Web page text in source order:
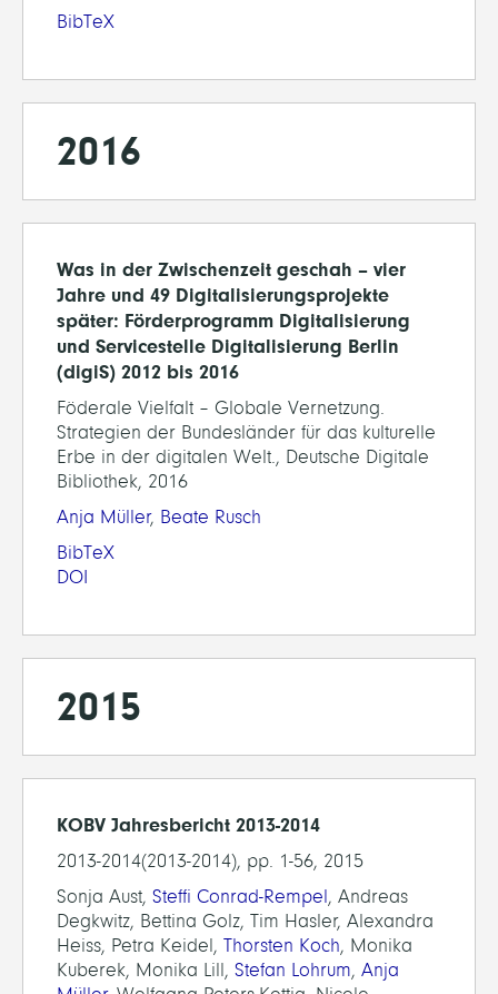
BibTeX
2016
Was in der Zwischenzeit geschah – vier
Jahre und 49 Digitalisierungsprojekte
später: Förderprogramm Digitalisierung
und Servicestelle Digitalisierung Berlin
(digiS) 2012 bis 2016
Föderale Vielfalt – Globale Vernetzung.
Strategien der Bundesländer für das kulturelle
Erbe in der digitalen Welt., Deutsche Digitale
Bibliothek, 2016
Anja Müller, Beate Rusch
BibTeX
DOI
2015
KOBV Jahresbericht 2013-2014
2013-2014(2013-2014), pp. 1-56, 2015
Sonja Aust, Steffi Conrad-Rempel, Andreas
Degkwitz, Bettina Golz, Tim Hasler, Alexandra
Heiss, Petra Keidel, Thorsten Koch, Monika
Kuberek, Monika Lill, Stefan Lohrum, Anja